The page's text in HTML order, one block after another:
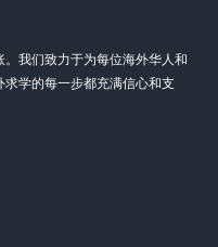
我们致力于为每位海外华人和
学的每一步都充满信心和支